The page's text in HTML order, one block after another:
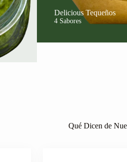
Delicious Tequeños
4 Sabores
Qué Dicen de